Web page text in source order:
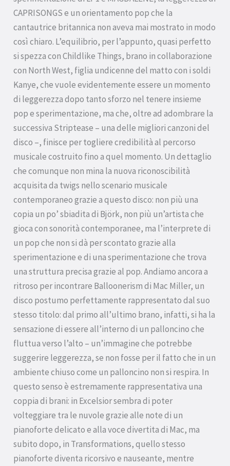
CAPRISONGS e un orientamento pop che la
cantautrice britannica non aveva mai mostrato in modo
così chiaro. L’equilibrio, per l’appunto, quasi perfetto
si spezza con Childlike Things, brano in collaborazione
con North West, figlia undicenne del matto con i soldi
Kanye, che vuole evidentemente essere un momento
di leggerezza dopo tanto sforzo nel tenere insieme
pop e sperimentazione, ma che, oltre ad adombrare la
successiva Striptease – una delle migliori canzoni del
disco –, finisce per togliere credibilità al percorso
musicale costruito fino a quel momento. Un dettaglio
che comunque non mina la nuova riconoscibilità
acquisita da twigs nello scenario musicale
contemporaneo grazie a questo disco: non più una
copia un po’ sbiadita di Björk, non più un’artista che
gioca con sonorità contemporanee, ma l’interprete di
un pop che non si dà per scontato grazie alla
sperimentazione e di una sperimentazione che trova
una struttura precisa grazie al pop. Andiamo ancora a
ritroso per incontrare Balloonerism di Mac Miller, un
disco postumo perfettamente rappresentato dal suo
stesso titolo: dal primo all’ultimo brano, infatti, si ha la
sensazione di essere all’interno di un palloncino che
fluttua verso l’alto – un’immagine che potrebbe
suggerire leggerezza, se non fosse per il fatto che in un
ambiente chiuso come un palloncino non si respira. In
questo senso è estremamente rappresentativa una
coppia di brani: in Excelsior sembra di poter
volteggiare tra le nuvole grazie alle note di un
pianoforte delicato e alla voce divertita di Mac, ma
subito dopo, in Transformations, quello stesso
pianoforte diventa ricorsivo e nauseante, mentre